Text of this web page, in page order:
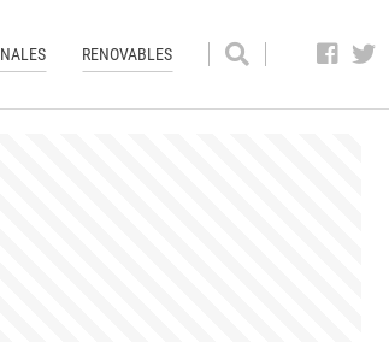
RENOVABLES